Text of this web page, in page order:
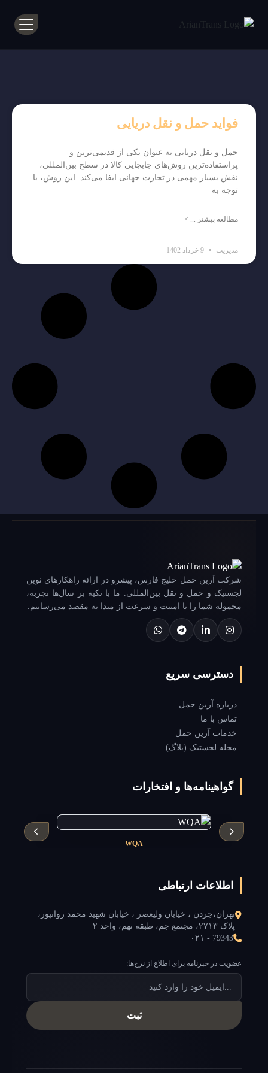
فواید حمل و نقل دریایی
حمل و نقل دریایی به عنوان یکی از قدیمی‌ترین و
پراستفاده‌ترین روش‌های جابجایی کالا در سطح بین‌المللی،
نقش بسیار مهمی در تجارت جهانی ایفا می‌کند. این روش، با
توجه به
مطالعه بیشتر ... >
مدیریت
شرکت آرین حمل خلیج فارس، پیشرو در ارائه راهکارهای نوین
لجستیک و حمل و نقل بین‌المللی. ما با تکیه بر سال‌ها تجربه،
محموله شما را با امنیت و سرعت از مبدا به مقصد می‌رسانیم.
دسترسی سریع
درباره آرین حمل
تماس با ما
خدمات آرین حمل
مجله لجستیک (بلاگ)
گواهینامه‌ها و افتخارات
WQA
اطلاعات ارتباطی
تهران،جردن ، خیابان ولیعصر ، خیابان شهید محمد روانپور،
پلاک ۲۷۱۳، مجتمع جم، طبقه نهم، واحد ۲
۰۲۱ - 79343
عضویت در خبرنامه برای اطلاع از نرخ‌ها:
ثبت